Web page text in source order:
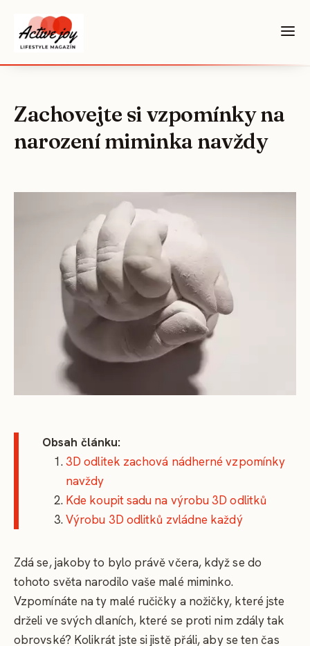
Zachovejte si vzpomínky na
narození miminka navždy
Obsah článku:
3D odlitek zachová nádherné vzpomínky
navždy
Kde koupit sadu na výrobu 3D odlitků
Výrobu 3D odlitků zvládne každý
Zdá se, jakoby to bylo právě včera, když se do
tohoto světa narodilo vaše malé miminko.
Vzpomínáte na ty malé ručičky a nožičky, které jste
drželi ve svých dlaních, které se proti nim zdály tak
obrovské? Kolikrát jste si jistě přáli, aby se ten čas